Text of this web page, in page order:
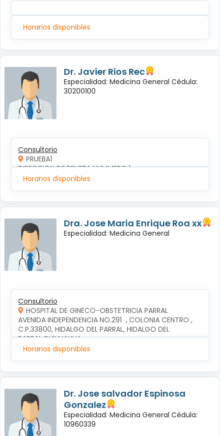
Horarios disponibles
Dr. Javier Rios Rec
Especialidad: Medicina General Cédula:
30200100
Consultorio
PRUEBA1
DIRECCION DE PRUEBA NUMMERO 1
Horarios disponibles
Dra. Jose Maria Enrique Roa xx
Especialidad: Medicina General
Consultorio
HOSPITAL DE GINECO-OBSTETRICIA PARRAL
AVENIDA INDEPENDENCIA NO.291  , COLONIA CENTRO ,
C.P.33800, HIDALGO DEL PARRAL, HIDALGO DEL
PARRAL,CHIHUAHUA
Horarios disponibles
Dr. Jose salvador Espinosa
Gonzalez
Especialidad: Medicina General Cédula:
10960339